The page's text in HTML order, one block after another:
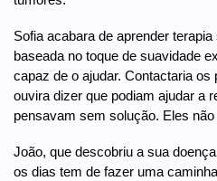
Sofia acabara de aprender
baseada no toque de suavidade
capaz de o ajudar. Contactaria
ouvira dizer que podiam ajudar a
pensavam sem solução. Eles
João, que descobriu a sua
os dias tem de fazer uma